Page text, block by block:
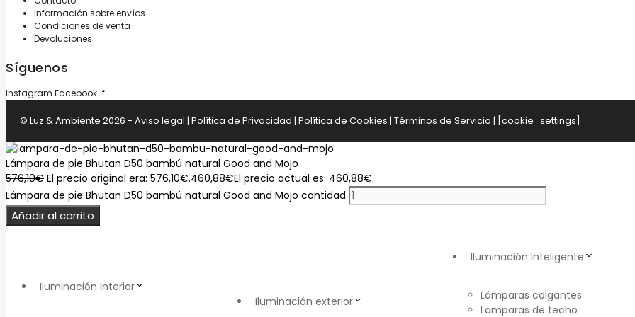
Información sobre envíos
Condiciones de venta
Devoluciones
Síguenos
Instagram Facebook-f
© Luz & Ambiente 2026 - Aviso legal | Política de Privacidad | Política de Cookies | Términos de Servicio | [cookie_settings]
Lámpara de pie Bhutan D50 bambú natural Good and Mojo
576,10€ El precio original era: 576,10€.460,88€El precio actual es: 460,88€.
Lámpara de pie Bhutan D50 bambú natural Good and Mojo cantidad
Añadir al carrito
Iluminación Interior
Iluminación exterior
Iluminación Inteligente
Lámparas colgantes
Lamparas de techo